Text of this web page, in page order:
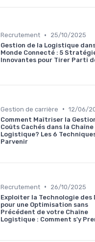
Recrutement •
25/10/2025
Gestion de la Logistique
Monde Connecté : 5
Innovantes pour Tirer Parti
Gestion de carrière • 12/06/
Comment Maîtriser la
Coûts Cachés dans la Chaîne
Logistique? Les 6
Parvenir
Recrutement •
26/10/2025
Exploiter la Technologie des
pour une Optimisation sans
Précédent de votre Chaîne
Logistique : Comment s'y